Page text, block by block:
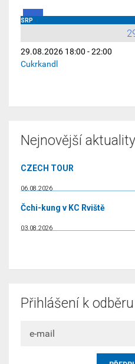
SRP
29.08.2026 18:00 - 22:00
Cukrkandl
Nejnovější aktuality
CZECH TOUR
06.08.2026
Čchi-kung v KC Rviště
03.08.2026
Přihlášení k